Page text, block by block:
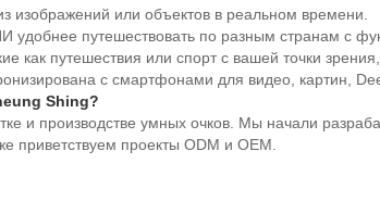
изображений или объектов в реальном времени.
удобнее путешествовать по разным странам с
как путешествия или спорт с вашей точки
с смартфонами для видео, картин,
Shing?
и производстве умных очков. Мы начали
приветствуем проекты ODM и OEM.